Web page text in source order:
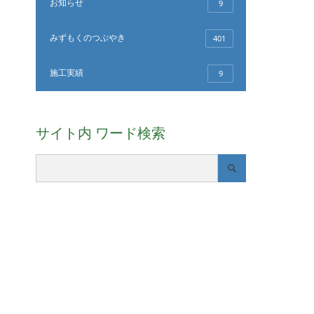
お知らせ 9
みずもくのつぶやき 401
施工実績 9
サイト内 ワード検索